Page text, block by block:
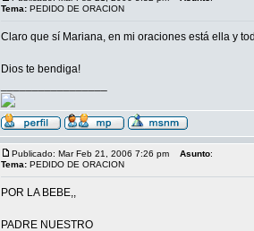
Tema: PEDIDO DE ORACION
Claro que sí Mariana, en mi oraciones está ella y
Dios te bendiga!
Publicado: Mar Feb 21, 2006 7:26 pm Asunto:
Tema: PEDIDO DE ORACION
POR LA BEBE,,
PADRE NUESTRO